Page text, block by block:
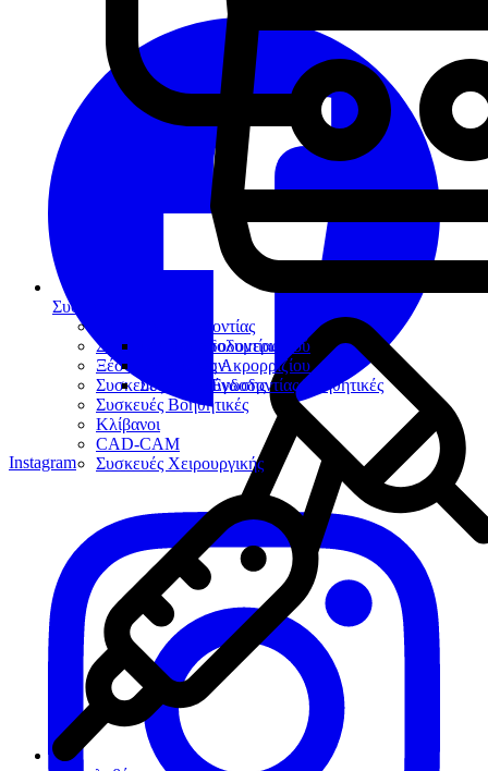
Συσκευές
Συσκευές Ενδοδοντίας
Μοτέρ Ενδοδοντίας
Εντοπιστές Ακρορριζίου
Συσκευές Ενδοδοντίας Βοηθητικές
Συσκευές Φωτοπολυμερισμού
Ξέστρα Υπερήχων
Συσκευές Αποτρύγωσης
Συσκευές Βοηθητικές
Κλίβανοι
CAD-CAM
Συσκευές Χειρουργικής
Instagram